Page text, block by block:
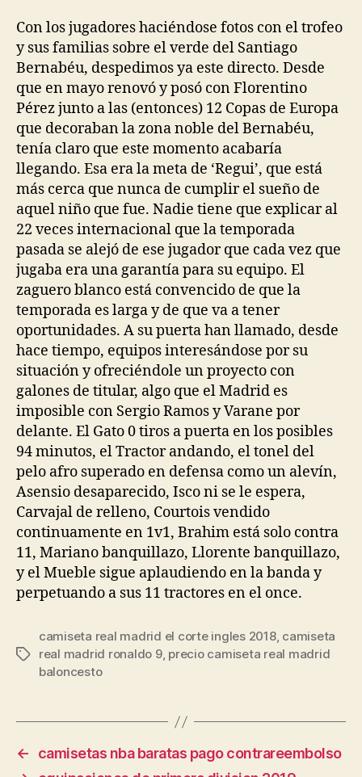
Con los jugadores haciéndose fotos con el trofeo
y sus familias sobre el verde del Santiago
Bernabéu, despedimos ya este directo. Desde
que en mayo renovó y posó con Florentino
Pérez junto a las (entonces) 12 Copas de Europa
que decoraban la zona noble del Bernabéu,
tenía claro que este momento acabaría
llegando. Esa era la meta de ‘Regui’, que está
más cerca que nunca de cumplir el sueño de
aquel niño que fue. Nadie tiene que explicar al
22 veces internacional que la temporada
pasada se alejó de ese jugador que cada vez que
jugaba era una garantía para su equipo. El
zaguero blanco está convencido de que la
temporada es larga y de que va a tener
oportunidades. A su puerta han llamado, desde
hace tiempo, equipos interesándose por su
situación y ofreciéndole un proyecto con
galones de titular, algo que el Madrid es
imposible con Sergio Ramos y Varane por
delante. El Gato 0 tiros a puerta en los posibles
94 minutos, el Tractor andando, el tonel del
pelo afro superado en defensa como un alevín,
Asensio desaparecido, Isco ni se le espera,
Carvajal de relleno, Courtois vendido
continuamente en 1v1, Brahim está solo contra
11, Mariano banquillazo, Llorente banquillazo,
y el Mueble sigue aplaudiendo en la banda y
perpetuando a sus 11 tractores en el once.
Etiquetas
camiseta real madrid el corte ingles 2018, camiseta
real madrid ronaldo 9, precio camiseta real madrid
baloncesto
←
camisetas nba baratas pago contrareembolso